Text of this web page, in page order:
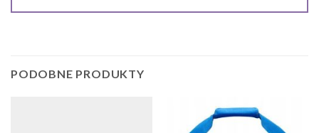
PODOBNE PRODUKTY